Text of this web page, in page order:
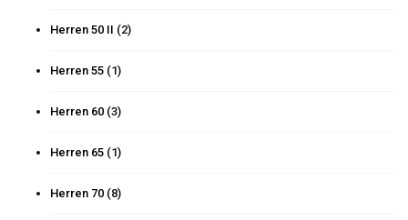
Herren 50 II (2)
Herren 55 (1)
Herren 60 (3)
Herren 65 (1)
Herren 70 (8)